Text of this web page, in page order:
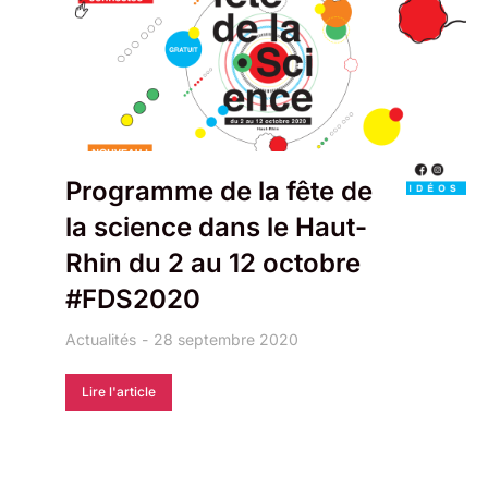
Programme de la fête de
la science dans le Haut-
Rhin du 2 au 12 octobre
#FDS2020
Actualités 28 septembre 2020
Lire l'article